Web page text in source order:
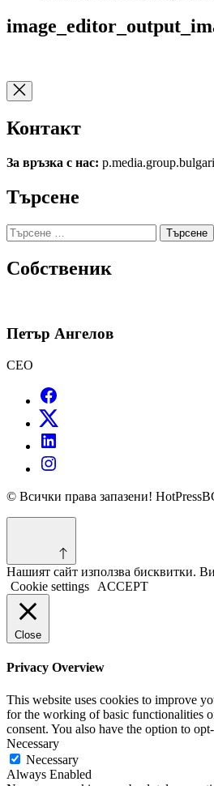
Контакт
За връзка с нас:
Търсене
Търсене
за:
Собственик
Петър Ангелов
CEO
© Всички права запазени!
Нашият сайт използва бисквитки.
Cookie settings
ACCEPT
Close
Privacy Overview
This website uses cookies to improve
for the working of basic functionalities
consent. You also have the option to
Necessary
Necessary
Always Enabled